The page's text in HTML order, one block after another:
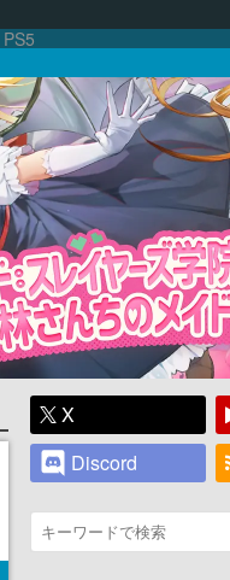
PS5
X
Discord